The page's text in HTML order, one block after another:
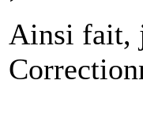
Ainsi fait,